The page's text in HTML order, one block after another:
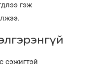
гэж
сэжигтэй